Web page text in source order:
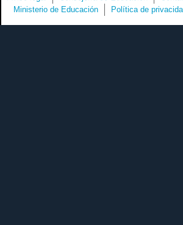
Ministerio de Educación
Política de